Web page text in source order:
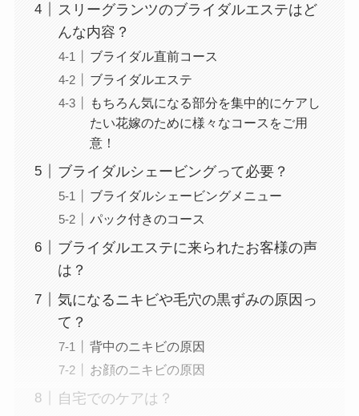
スリーグランツのブライダルエステはど
んな内容？
ブライダル直前コース
ブライダルエステ
もちろん気になる部分を集中的にケアし
たい花嫁のために様々なコースをご用
意！
ブライダルシェービングって必要？
ブライダルシェービングメニュー
パック付きのコース
ブライダルエステに来られたお客様の声
は？
気になるニキビや毛穴の黒ずみの原因っ
て？
背中のニキビの原因
お顔のニキビの原因
自宅でのケアは？